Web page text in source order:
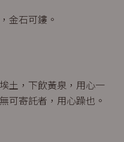
金石可鏤。
土，下飲黃泉，用心一
可寄託者，用心躁也。